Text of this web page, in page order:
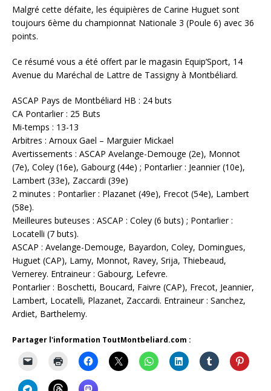
Malgré cette défaite, les équipières de Carine Huguet sont
toujours 6ème du championnat Nationale 3 (Poule 6) avec 36
points.
Ce résumé vous a été offert par le magasin Equip’Sport, 14
Avenue du Maréchal de Lattre de Tassigny à Montbéliard.
ASCAP Pays de Montbéliard HB : 24 buts
CA Pontarlier : 25 Buts
Mi-temps : 13-13
Arbitres : Arnoux Gael – Marguier Mickael
Avertissements : ASCAP Avelange-Demouge (2e), Monnot
(7e), Coley (16e), Gabourg (44e) ; Pontarlier : Jeannier (10e),
Lambert (33e), Zaccardi (39e)
2 minutes : Pontarlier : Plazanet (49e), Frecot (54e), Lambert
(58e).
Meilleures buteuses : ASCAP : Coley (6 buts) ; Pontarlier :
Locatelli (7 buts).
ASCAP : Avelange-Demouge, Bayardon, Coley, Domingues,
Huguet (CAP), Lamy, Monnot, Ravey, Srija, Thiebeaud,
Vernerey. Entraineur : Gabourg, Lefevre.
Pontarlier : Boschetti, Boucard, Faivre (CAP), Frecot, Jeannier,
Lambert, Locatelli, Plazanet, Zaccardi. Entraineur : Sanchez,
Ardiet, Barthelemy.
Partager l'information ToutMontbeliard.com :